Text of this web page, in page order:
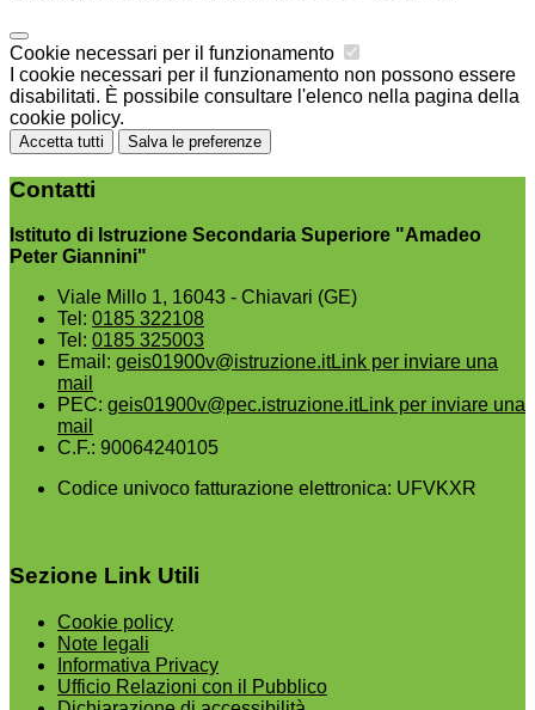
Cookie necessari per il funzionamento
I cookie necessari per il funzionamento non possono essere
disabilitati. È possibile consultare l'elenco nella pagina della
cookie policy.
Accetta tutti Salva le preferenze
Contatti
Istituto di Istruzione Secondaria Superiore "Amadeo
Peter Giannini"
Viale Millo 1, 16043 - Chiavari (GE)
Tel: 0185 322108
Tel: 0185 325003
Email: geis01900v@istruzione.itLink per inviare una
mail
PEC: geis01900v@pec.istruzione.itLink per inviare una
mail
C.F.: 90064240105
Codice univoco fatturazione elettronica: UFVKXR
Sezione Link Utili
Cookie policy
Note legali
Informativa Privacy
Ufficio Relazioni con il Pubblico